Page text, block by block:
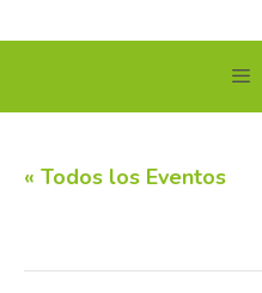
« Todos los Eventos